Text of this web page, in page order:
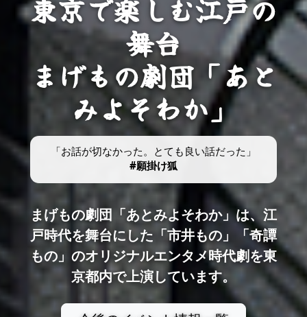
東京で楽しむ江戸の
舞台
まげもの劇団「あと
みよそわか」
「お話が切なかった。とても良い話だった」
#願掛け狐
まげもの劇団「あとみよそわか」は、江
戸時代を舞台にした「市井もの」「奇譚
もの」のオリジナルエンタメ時代劇を東
京都内で上演しています。